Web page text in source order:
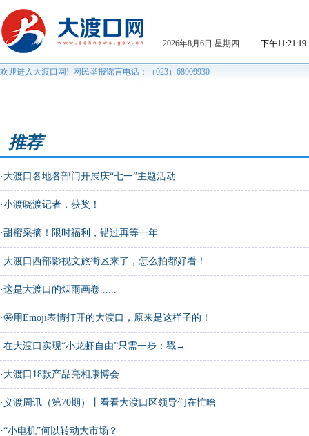
推荐
· 大渡口各地各部门开展庆“七一”主题活动
·小渡晓渡记者，获奖！
·甜蜜采摘！限时福利，错过再等一年
· 大渡口西部影视文旅街区来了，怎么拍都好看！
·这是大渡口的烟雨画卷......
·🤩用Emoji表情打开的大渡口，原来是这样子的！
·在大渡口实现“小龙虾自由”只需一步：戳→
· 大渡口18款产品亮相康博会
· 义渡周讯（第70期）丨看看大渡口区领导们在忙啥
·“小电机”何以转动大市场？